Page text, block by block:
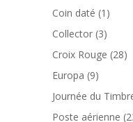
produits
Coin daté 1 1
produit
Collector 33
produits
Croix Rouge 2828
Europa 99
produits
Journée du
Poste aérienne